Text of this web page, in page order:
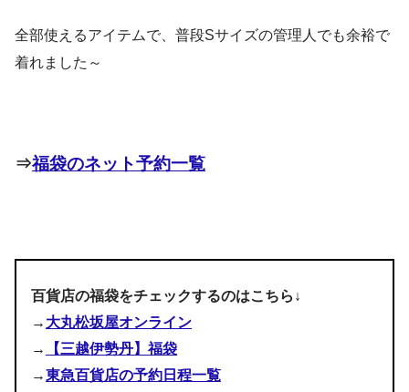
全部使えるアイテムで、普段Sサイズの管理人でも余裕で
着れました～
⇒福袋のネット予約一覧
百貨店の福袋をチェックするのはこちら↓
→ 大丸松坂屋オンライン
→
【三越伊勢丹】福袋
→東急百貨店の予約日程一覧